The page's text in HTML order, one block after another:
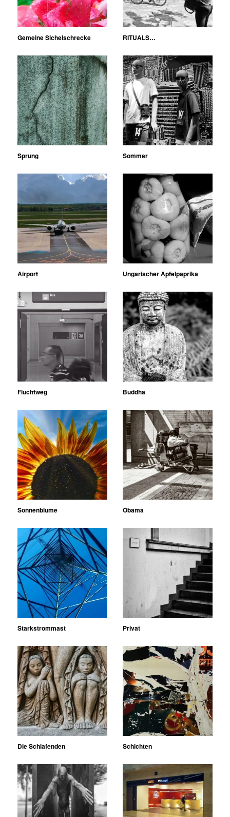
Gemeine Sichelschrecke RITUALS…
Sprung Sommer
Airport Ungarischer Apfelpaprika
Fluchtweg Buddha
Sonnenblume Obama
Starkstrommast Privat
Die Schlafenden Schichten